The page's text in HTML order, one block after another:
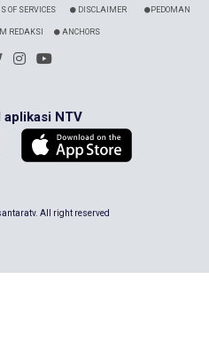
OF SERVICES DISCLAIMER PEDOMAN
REDAKSI ANCHORS
aplikasi NTV
All right reserved